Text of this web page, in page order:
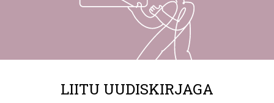
LIITU UUDISKIRJAGA